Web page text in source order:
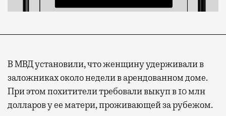
В МВД установили, что женщину удерживали в
заложниках около недели в арендованном доме.
При этом похитители требовали выкуп в 10 млн
долларов у ее матери, проживающей за рубежом.